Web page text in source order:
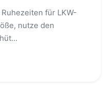
für LKW-
nutze den